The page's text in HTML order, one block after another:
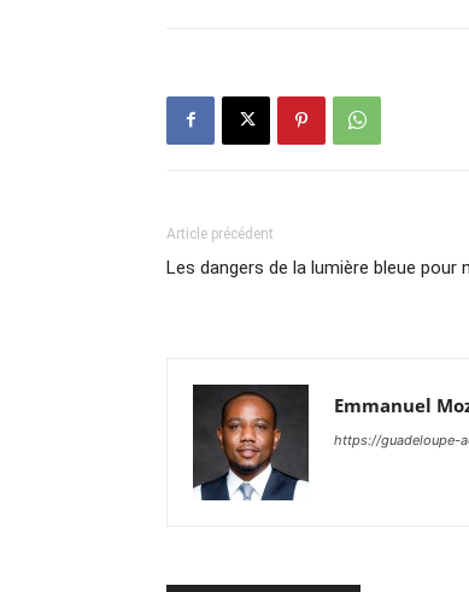
Article précédent
Les dangers de la lumière bleue pour
Emmanuel
https://guadeloupe-